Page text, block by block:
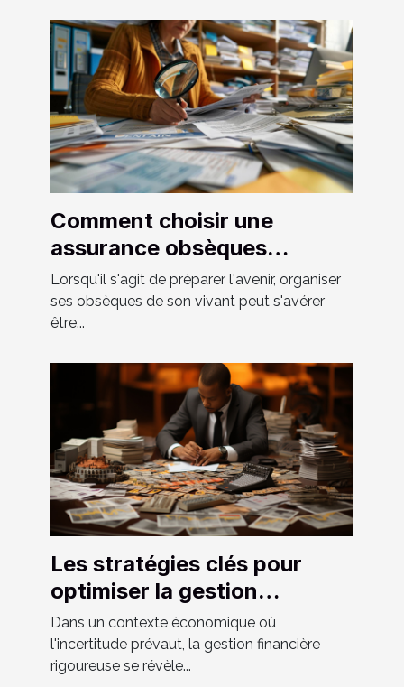
Comment choisir une
assurance obsèques
adaptée à vos besoins
Lorsqu'il s'agit de préparer l'avenir, organiser
ses obsèques de son vivant peut s'avérer
être...
Les stratégies clés pour
optimiser la gestion
financière d'une petite
entreprise en période de
crise
Dans un contexte économique où
l'incertitude prévaut, la gestion financière
rigoureuse se révèle...